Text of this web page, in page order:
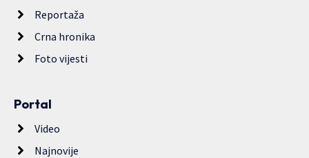
Reportaža
Crna hronika
Foto vijesti
Portal
Video
Najnovije